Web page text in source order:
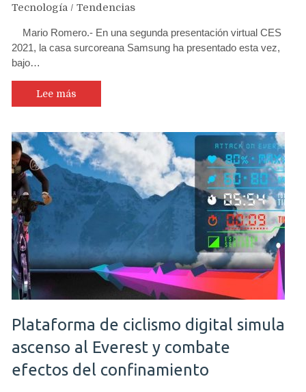
Tecnología / Tendencias
Mario Romero.- En una segunda presentación virtual CES
2021, la casa surcoreana Samsung ha presentado esta vez,
bajo…
Lee más
Plataforma de ciclismo digital simula
ascenso al Everest y combate
efectos del confinamiento